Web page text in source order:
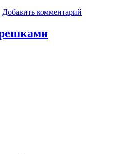
Добавить комментарий